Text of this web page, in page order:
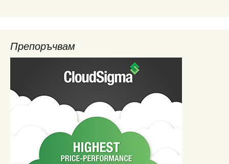
Препоръчвам